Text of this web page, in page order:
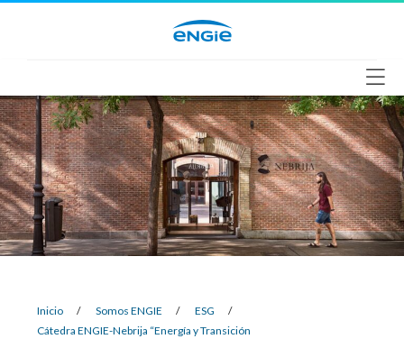
Inicio / Somos ENGIE / ESG
/
Cátedra ENGIE-Nebrija “Energía y Transición